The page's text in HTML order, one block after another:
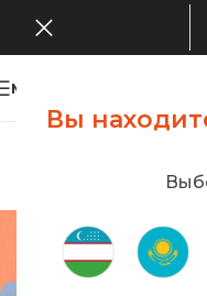
Вы
MENU
Posts
Главная/